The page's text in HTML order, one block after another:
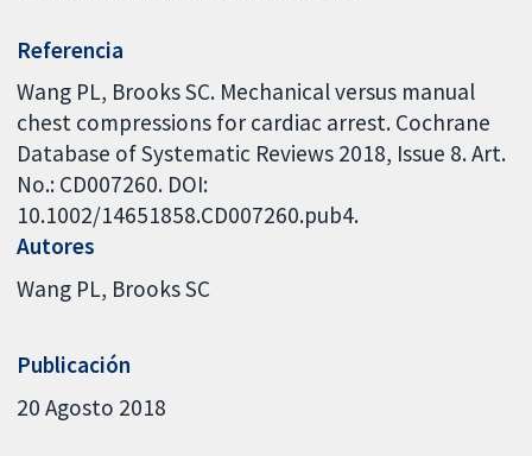
Referencia
Wang PL, Brooks SC. Mechanical versus manual
chest compressions for cardiac arrest. Cochrane
Database of Systematic Reviews 2018, Issue 8. Art.
No.: CD007260. DOI:
10.1002/14651858.CD007260.pub4.
Autores
Wang PL Brooks SC
Publicación
20 Agosto 2018